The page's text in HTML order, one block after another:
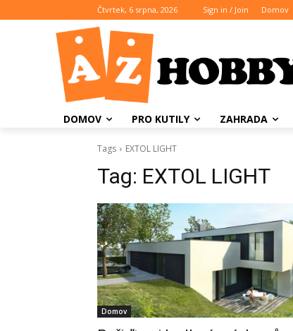
Čtvrtek, 6 srpna, 2026 Sign in / Join Domov
DOMOV PRO KUTILY ZAHRADA
Tags EXTOL LIGHT
Tag: EXTOL LIGHT
Domov